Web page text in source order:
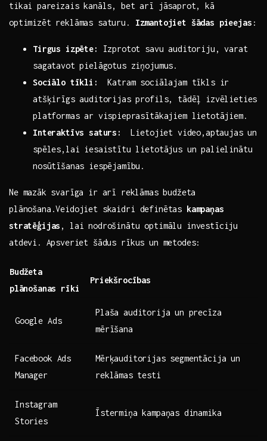
‌tikai⁢ pareizais‌ kanāls, bet arī jāsaprot, ⁢kā
optimizēt reklāmas saturu. Izmantojiet šādas pieejas :
Tirgus izpēte:
Izprotot ⁢savu auditoriju, varat
sagatavot pielāgotus ziņojumus.
Sociālo tīkli:
‍ Katram sociālajam tīkls ir
atšķirīgs auditorijas profils, ​tādēļ ‍izvēlieties
platformas ​ar vispieprasītākajiem lietotājiem.
Interaktīvs saturs:
⁣ Lietojiet video,aptaujas un
spēles,lai iesaistītu lietotājus un palielinātu
nosūtīšanas iespējamību.
Ne mazāk ⁤svarīga ir arī⁤ reklāmas budžeta
plānošana.Veidojiet skaidri definētas kampaņas⁢
stratēģijas , lai nodrošinātu optimālu investīciju
atdevi. ⁢Apsveriet šādus rīkus‌ un metodes:
Budžeta
⁣plānošanas rīki
Priekšrocības
Google Ads
Plaša ‍auditorija ⁤un precīza⁢
mērīšana
Facebook Ads
⁤Manager
Mērķauditorijas segmentācija un⁢
reklāmas⁢ testi
Instagram
Stories
Īstermiņa​ kampaņas⁣ dinamika